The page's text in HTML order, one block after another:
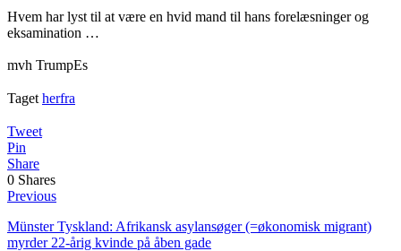
Hvem har lyst til at være en hvid mand til hans forelæsninger og
eksamination …
mvh TrumpEs
Taget herfra
Tweet
Pin
Share
0 Shares
Previous
Münster Tyskland: Afrikansk asylansøger (=økonomisk migrant)
myrder 22-årig kvinde på åben gade